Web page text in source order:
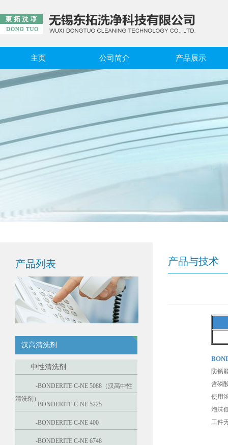
主页 公司简介 产品展示
产品列表
汉高清洗剂
中性清洗剂
-BONDERITE C-NE 5088（汉高中性
清洗剂）
-BONDERITE C-NE 5225
-BONDERITE C-NE 400
-BONDERITE C-NE 6748
产品与技术
防锈
含磷
使用
泡沬
工件